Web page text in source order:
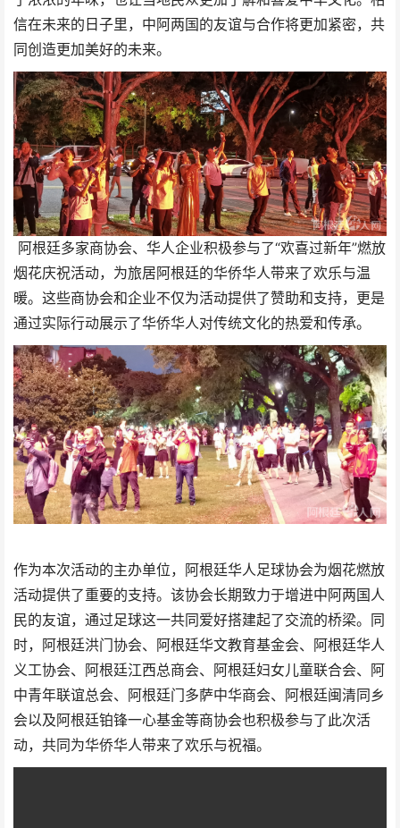
信在未来的日子里，中阿两国的友谊与合作将更加紧密，共
同创造更加美好的未来。
阿根廷多家商协会、华人企业积极参与了“欢喜过新年”燃放
烟花庆祝活动，为旅居阿根廷的华侨华人带来了欢乐与温
暖。这些商协会和企业不仅为活动提供了赞助和支持，更是
通过实际行动展示了华侨华人对传统文化的热爱和传承。
作为本次活动的主办单位，阿根廷华人足球协会为烟花燃放
活动提供了重要的支持。该协会长期致力于增进中阿两国人
民的友谊，通过足球这一共同爱好搭建起了交流的桥梁。同
时，阿根廷洪门协会、阿根廷华文教育基金会、阿根廷华人
义工协会、阿根廷江西总商会、阿根廷妇女儿童联合会、阿
中青年联谊总会、阿根廷门多萨中华商会、阿根廷闽清同乡
会以及阿根廷铂锋一心基金等商协会也积极参与了此次活
动，共同为华侨华人带来了欢乐与祝福。